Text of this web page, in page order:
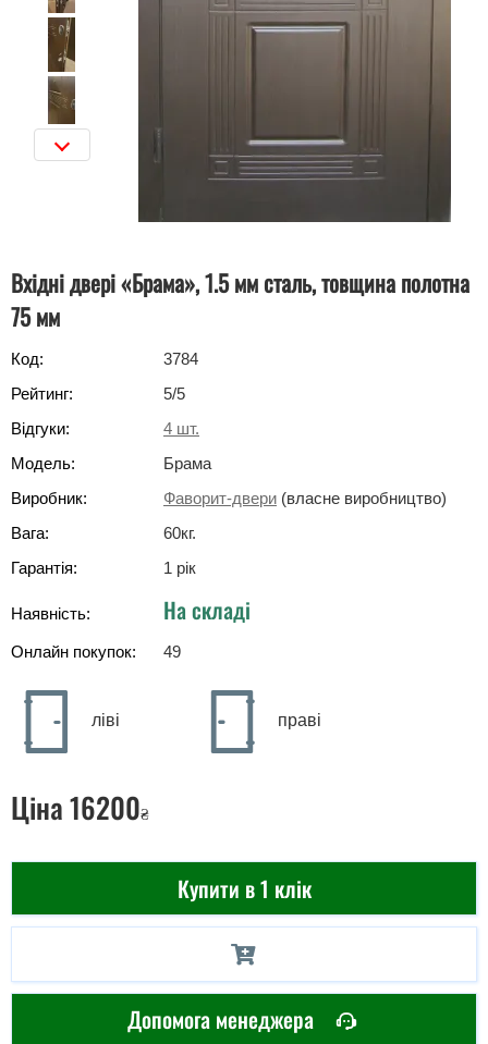
Вхідні двері «Брама», 1.5 мм сталь, товщина полотна
75 мм
Код:
3784
Рейтинг:
5/5
Відгуки:
4 шт.
Модель:
Брама
Виробник:
Фаворит-двери (власне виробництво)
Вага:
60кг.
Гарантія:
1 рік
Наявність: На складі
Онлайн покупок: 49
ліві праві
Ціна16200₴
Купити в 1 клік
Допомога менеджера